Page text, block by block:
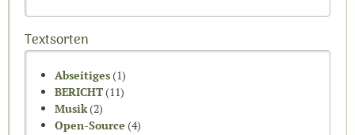
Textsorten
Abseitiges(1)
BERICHT(11)
Musik(2)
Open-Source (4)